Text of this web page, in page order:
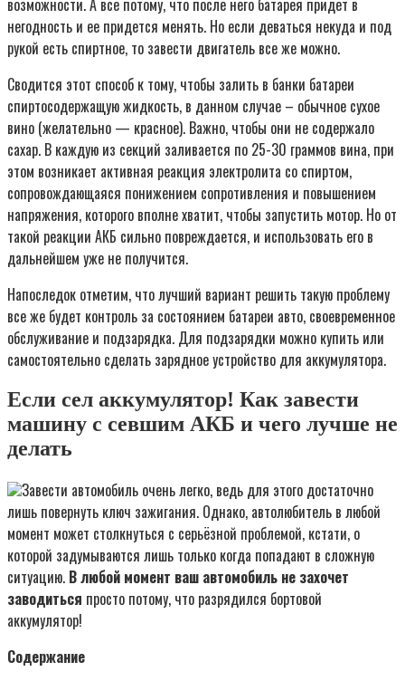
негодность и ее придется менять. Но если деваться некуда и под
рукой есть спиртное, то завести двигатель все же можно.
Сводится этот способ к тому, чтобы залить в банки батареи
спиртосодержащую жидкость, в данном случае – обычное сухое
вино (желательно — красное). Важно, чтобы они не содержало
сахар. В каждую из секций заливается по 25-30 граммов вина, при
этом возникает активная реакция электролита со спиртом,
сопровождающаяся понижением сопротивления и повышением
напряжения, которого вполне хватит, чтобы запустить мотор. Но от
такой реакции АКБ сильно повреждается, и использовать его в
дальнейшем уже не получится.
Напоследок отметим, что лучший вариант решить такую проблему
все же будет контроль за состоянием батареи авто, своевременное
обслуживание и подзарядка. Для подзарядки можно купить или
самостоятельно сделать зарядное устройство для аккумулятора.
Если сел аккумулятор! Как завести
машину с севшим АКБ и чего лучше не
делать
Завести автомобиль очень легко, ведь для этого достаточно
лишь повернуть ключ зажигания. Однако, автолюбитель в любой
момент может столкнуться с серьёзной проблемой, кстати, о
которой задумываются лишь только когда попадают в сложную
ситуацию. В любой момент ваш автомобиль не захочет
заводиться просто потому, что разрядился бортовой
аккумулятор!
Содержание